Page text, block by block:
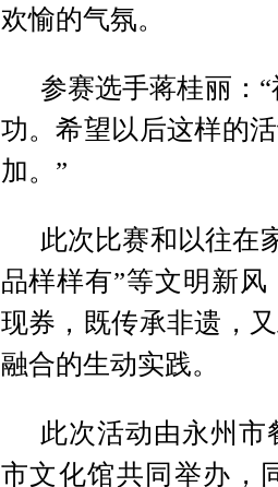
欢愉的气氛。
参赛选手蒋桂丽：
功。希望以后这样的
加。”
此次比赛和以往在
品样样有”等文明新
现券，既传承非遗，
融合的生动实践。
此次活动由永州
市文化馆共同举办，